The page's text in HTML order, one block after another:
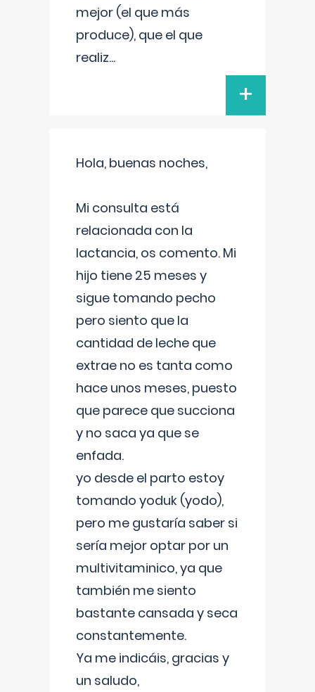
mejor (el que más
produce), que el que
realiz...
+
Hola, buenas noches,
Mi consulta está
relacionada con la
lactancia, os comento. Mi
hijo tiene 25 meses y
sigue tomando pecho
pero siento que la
cantidad de leche que
extrae no es tanta como
hace unos meses, puesto
que parece que succiona
y no saca ya que se
enfada.
yo desde el parto estoy
tomando yoduk (yodo),
pero me gustaría saber si
sería mejor optar por un
multivitaminico, ya que
también me siento
bastante cansada y seca
constantemente.
Ya me indicáis, gracias y
un saludo,